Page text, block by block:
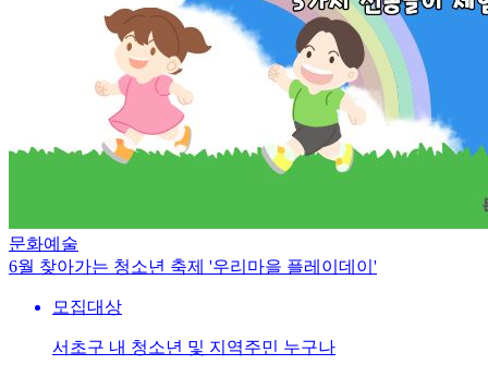
문화예술
6월 찾아가는 청소년 축제 '우리마을 플레이데이'
모집대상
서초구 내 청소년 및 지역주민 누구나